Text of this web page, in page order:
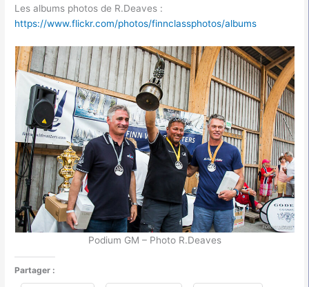
Les albums photos de R.Deaves :
https://www.flickr.com/photos/finnclassphotos/albums
Podium GM – Photo R.Deaves
Partager :